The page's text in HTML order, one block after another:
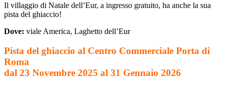
Il villaggio di Natale dell’Eur, a ingresso gratuito, ha anche la sua
pista del ghiaccio!
Dove: viale America, Laghetto dell’Eur
Pista del ghiaccio al Centro Commerciale Porta di
Roma
dal 23 Novembre 2025 al 31 Gennaio 2026